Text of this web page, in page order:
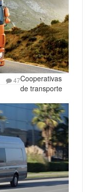
47Cooperativas
de transporte